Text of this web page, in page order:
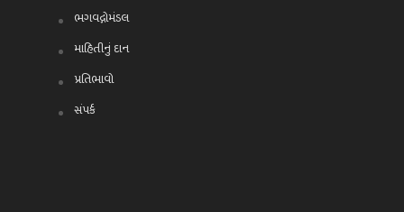
ભગવદ્ગોમંડલ
માહિતીનું દાન
પ્રતિભાવો
સંપર્ક